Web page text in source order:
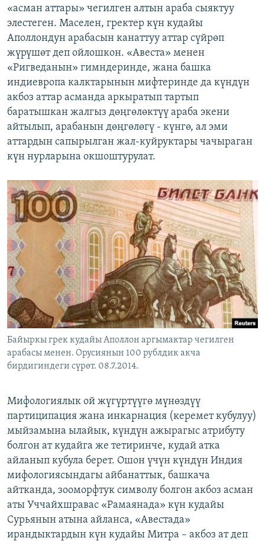
«асман аттары» чегилген алтын араба сыяктуу
элестеген. Маселен, гректер күн кудайы
Аполлондун арабасын канаттуу аттар сүйрөп
жүрүшөт деп ойлошкон. «Авеста» менен
«Ригведанын» гимндеринде, жана башка
индиевропа калктарынын мифтеринде да күндүн
акбоз аттар асманда аркыратып тартып
баратышкан жалгыз дөңгөлөктүү араба экени
айтылып, арабанын дөңгөлөгү - күнгө, ал эми
аттардын сапырылган жал-куйруктары чачыраган
күн нурларына окшоштурулат.
Байыркы грек кудайы Аполлон аргымактар чегилген
арабасы менен. Орусиянын 100 рублдик акча
бирдигиндеги сүрөт. 08.7.2014.
Мифологиялык ой жүгүртүүгө мүнөздүү
партиципация жана инкарнация (керемет кубулуу)
мыйзамына ылайык, күндүн ажырагыс атрибуту
болгон ат кудайга же тетиринче, кудай атка
айланып кубула берет. Ошон үчүн күндүн Индия
мифологиясындагы айбанаттык, башкача
айтканда, зооморфтук символу болгон акбоз асман
аты Уччайхшравас «Рамаянада» күн кудайы
Сурьянын атына айланса, «Авестада»
ирандыктардын күн кудайы Митра – акбоз ат деп